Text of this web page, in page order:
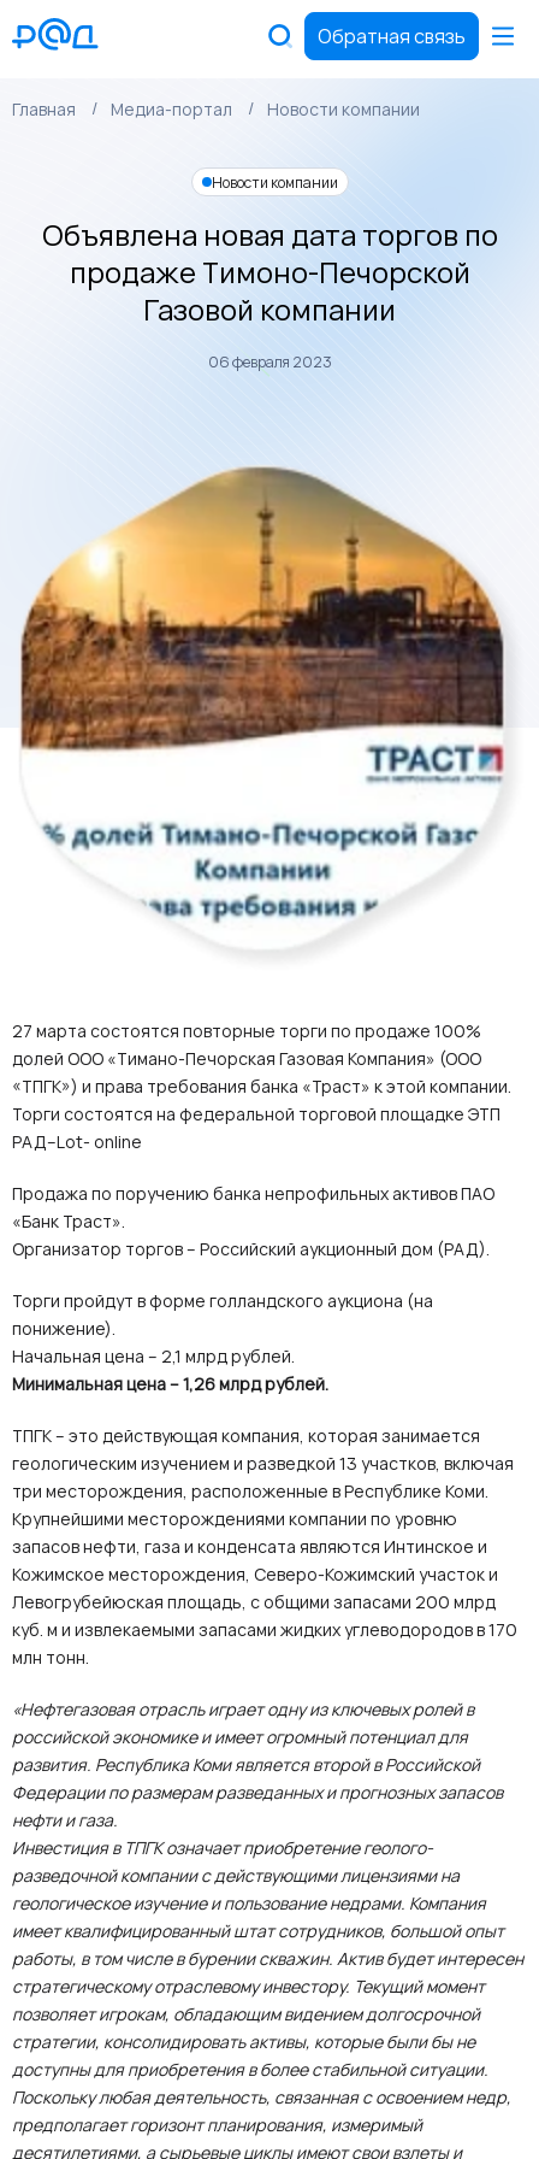
Обратная связь
Главная Медиа-портал Новости компании
Новости компании
Объявлена новая дата торгов по
продаже Тимоно-Печорской
Газовой компании
06 февраля 2023
27 марта состоятся повторные торги по продаже 100%
долей ООО «Тимано-Печорская Газовая Компания» (ООО
«ТПГК») и права требования банка «Траст» к этой компании.
Торги состоятся на федеральной торговой площадке ЭТП
РАД–Lot- online
Продажа по поручению банка непрофильных активов ПАО
«Банк Траст».
Организатор торгов – Российский аукционный дом (РАД).
Торги пройдут в форме голландского аукциона (на
понижение).
Начальная цена – 2,1 млрд рублей.
Минимальная цена – 1,26 млрд рублей.
ТПГК – это действующая компания, которая занимается
геологическим изучением и разведкой 13 участков, включая
три месторождения, расположенные в Республике Коми.
Крупнейшими месторождениями компании по уровню
запасов нефти, газа и конденсата являются Интинское и
Кожимское месторождения, Северо-Кожимский участок и
Левогрубейюская площадь, с общими запасами 200 млрд
куб. м и извлекаемыми запасами жидких углеводородов в 170
млн тонн.
«Нефтегазовая отрасль играет одну из ключевых ролей в
российской экономике и имеет огромный потенциал для
развития. Республика Коми является второй в Российской
Федерации по размерам разведанных и прогнозных запасов
нефти и газа.
Инвестиция в ТПГК означает приобретение геолого-
разведочной компании с действующими лицензиями на
геологическое изучение и пользование недрами. Компания
имеет квалифицированный штат сотрудников, большой опыт
работы, в том числе в бурении скважин. Актив будет интересен
стратегическому отраслевому инвестору. Текущий момент
позволяет игрокам, обладающим видением долгосрочной
стратегии, консолидировать активы, которые были бы не
доступны для приобретения в более стабильной ситуации.
Поскольку любая деятельность, связанная с освоением недр,
предполагает горизонт планирования, измеримый
десятилетиями, а сырьевые циклы имеют свои взлеты и